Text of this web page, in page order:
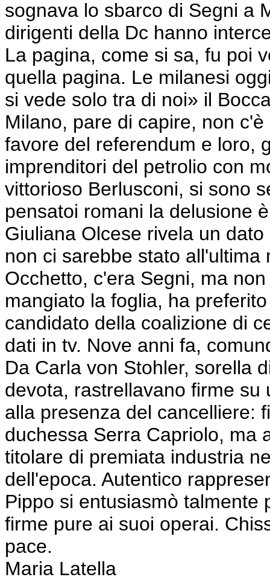
sognava lo sbarco di Segni a
dirigenti della Dc hanno
La pagina, come si sa, fu poi
quella pagina. Le milanesi
si vede solo tra di noi» il
Milano, pare di capire, non
favore del referendum e loro,
imprenditori del petrolio con
vittorioso Berlusconi, si sono
pensatoi romani la delusione
Giuliana Olcese rivela un
non ci sarebbe stato
Occhetto, c'era Segni, ma
mangiato la foglia, ha
candidato della coalizione di
dati in tv. Nove anni fa,
Da Carla von Stohler, sorella
devota, rastrellavano firme
alla presenza del cancelliere:
duchessa Serra Capriolo, ma
titolare di premiata industria
dell'epoca. Autentico
Pippo si entusiasmò talmente
firme pure ai suoi operai.
pace.
Maria Latella